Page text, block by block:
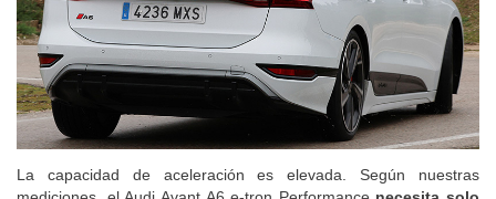
La capacidad de aceleración es elevada. Según nuestras